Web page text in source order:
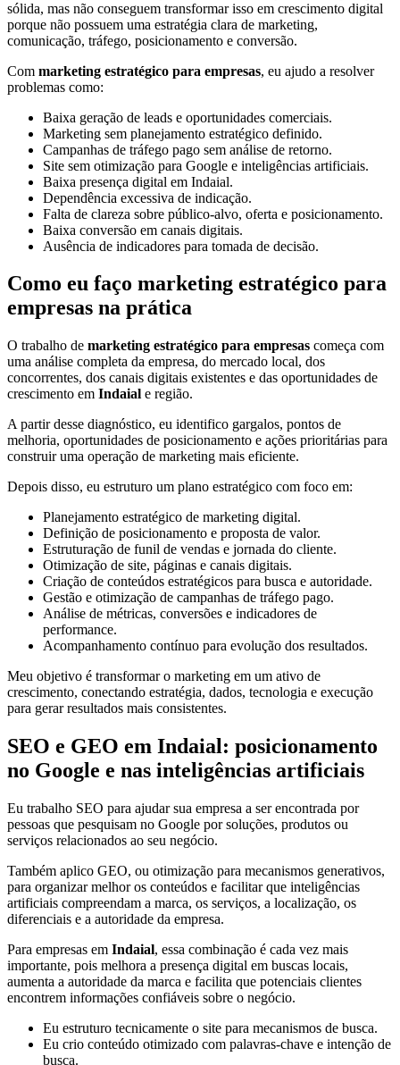
sólida, mas não conseguem transformar isso em crescimento digital
porque não possuem uma estratégia clara de marketing,
comunicação, tráfego, posicionamento e conversão.
Com marketing estratégico para empresas, eu ajudo a resolver
problemas como:
Baixa geração de leads e oportunidades comerciais.
Marketing sem planejamento estratégico definido.
Campanhas de tráfego pago sem análise de retorno.
Site sem otimização para Google e inteligências artificiais.
Baixa presença digital em Indaial.
Dependência excessiva de indicação.
Falta de clareza sobre público-alvo, oferta e posicionamento.
Baixa conversão em canais digitais.
Ausência de indicadores para tomada de decisão.
Como eu faço marketing estratégico para
empresas na prática
O trabalho de marketing estratégico para empresas começa com
uma análise completa da empresa, do mercado local, dos
concorrentes, dos canais digitais existentes e das oportunidades de
crescimento em Indaial e região.
A partir desse diagnóstico, eu identifico gargalos, pontos de
melhoria, oportunidades de posicionamento e ações prioritárias para
construir uma operação de marketing mais eficiente.
Depois disso, eu estruturo um plano estratégico com foco em:
Planejamento estratégico de marketing digital.
Definição de posicionamento e proposta de valor.
Estruturação de funil de vendas e jornada do cliente.
Otimização de site, páginas e canais digitais.
Criação de conteúdos estratégicos para busca e autoridade.
Gestão e otimização de campanhas de tráfego pago.
Análise de métricas, conversões e indicadores de
performance.
Acompanhamento contínuo para evolução dos resultados.
Meu objetivo é transformar o marketing em um ativo de
crescimento, conectando estratégia, dados, tecnologia e execução
para gerar resultados mais consistentes.
SEO e GEO em Indaial: posicionamento
no Google e nas inteligências artificiais
Eu trabalho SEO para ajudar sua empresa a ser encontrada por
pessoas que pesquisam no Google por soluções, produtos ou
serviços relacionados ao seu negócio.
Também aplico GEO, ou otimização para mecanismos generativos,
para organizar melhor os conteúdos e facilitar que inteligências
artificiais compreendam a marca, os serviços, a localização, os
diferenciais e a autoridade da empresa.
Para empresas em Indaial, essa combinação é cada vez mais
importante, pois melhora a presença digital em buscas locais,
aumenta a autoridade da marca e facilita que potenciais clientes
encontrem informações confiáveis sobre o negócio.
Eu estruturo tecnicamente o site para mecanismos de busca.
Eu crio conteúdo otimizado com palavras-chave e intenção de
busca.